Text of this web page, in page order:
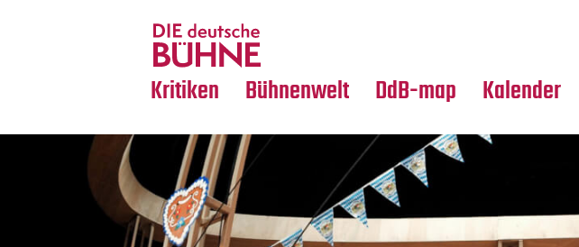
Kritiken
Crossover
Bühnenwelt
Medientipps
DdB-map Kalender